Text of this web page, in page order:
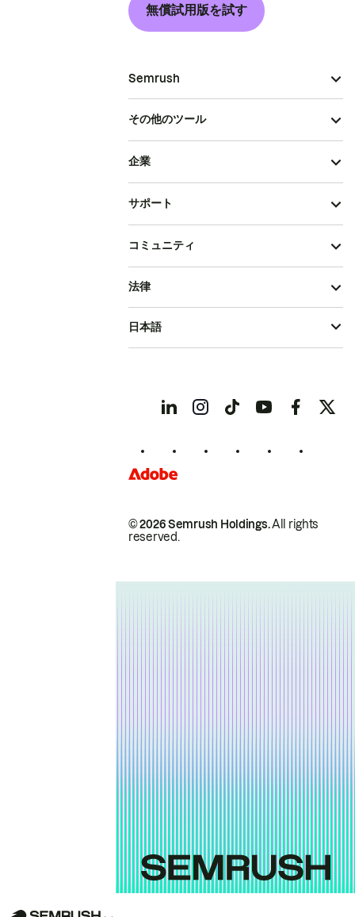
無償試用版を試す
Semrush
その他のツール
企業
サポート
コミュニティ
© 2026 Semrush Holdings.All rights
reserved.
法律
日本語